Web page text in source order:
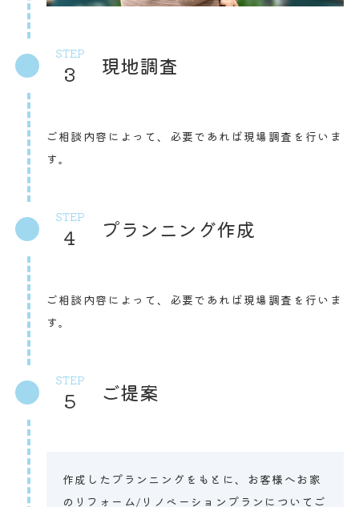
STEP
3 現地調査
ご相談内容によって、必要であれば現場調査を行いま
す。
STEP
4 プランニング作成
ご相談内容によって、必要であれば現場調査を行いま
す。
STEP
5 ご提案
作成したプランニングをもとに、お客様へお家
のリフォーム/リノベーションプランについてご